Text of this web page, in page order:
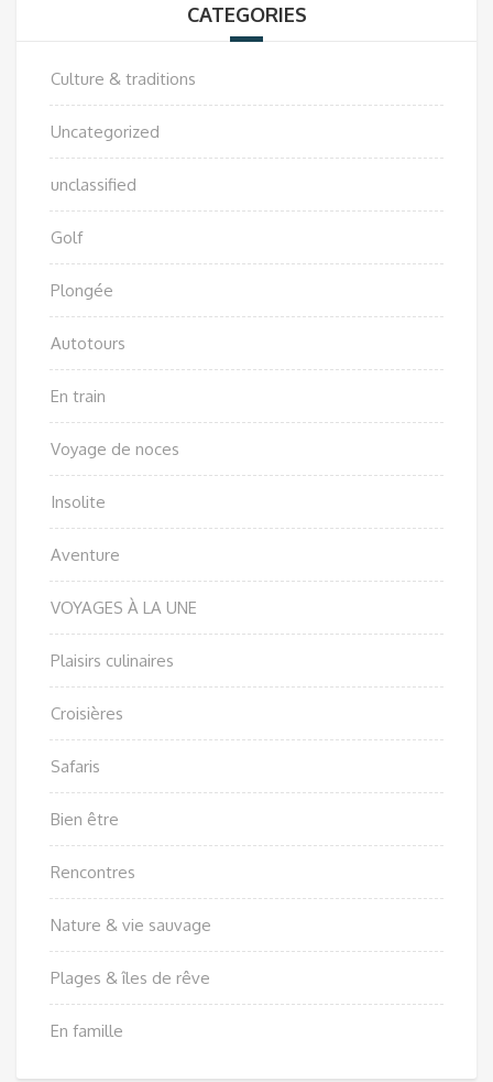
CATEGORIES
Culture & traditions
Uncategorized
unclassified
Golf
Plongée
Autotours
En train
Voyage de noces
Insolite
Aventure
VOYAGES À LA UNE
Plaisirs culinaires
Croisières
Safaris
Bien être
Rencontres
Nature & vie sauvage
Plages & îles de rêve
En famille